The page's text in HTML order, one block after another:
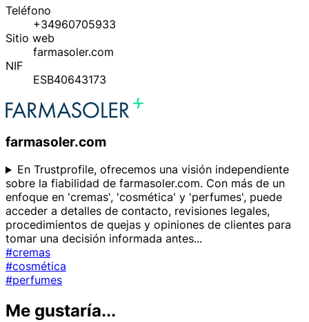
Teléfono
+34960705933
Sitio web
farmasoler.com
NIF
ESB40643173
farmasoler.com
En Trustprofile, ofrecemos una visión independiente
sobre la fiabilidad de farmasoler.com. Con más de un
enfoque en 'cremas', 'cosmética' y 'perfumes', puede
acceder a detalles de contacto, revisiones legales,
procedimientos de quejas y opiniones de clientes para
tomar una decisión informada antes...
#cremas
#cosmética
#perfumes
Me gustaría...